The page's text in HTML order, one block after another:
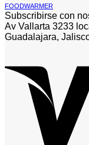
FOODWARMER
Subscribirse con
Av Vallarta 3233
Guadalajara,